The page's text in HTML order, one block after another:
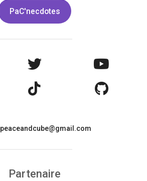
PaC'necdotes
peaceandcube@gmail.com
Partenaire